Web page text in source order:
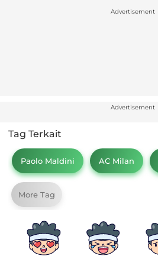
Advertisement
Advertisement
Tag Terkait
Paolo Maldini AC Milan
More Tag